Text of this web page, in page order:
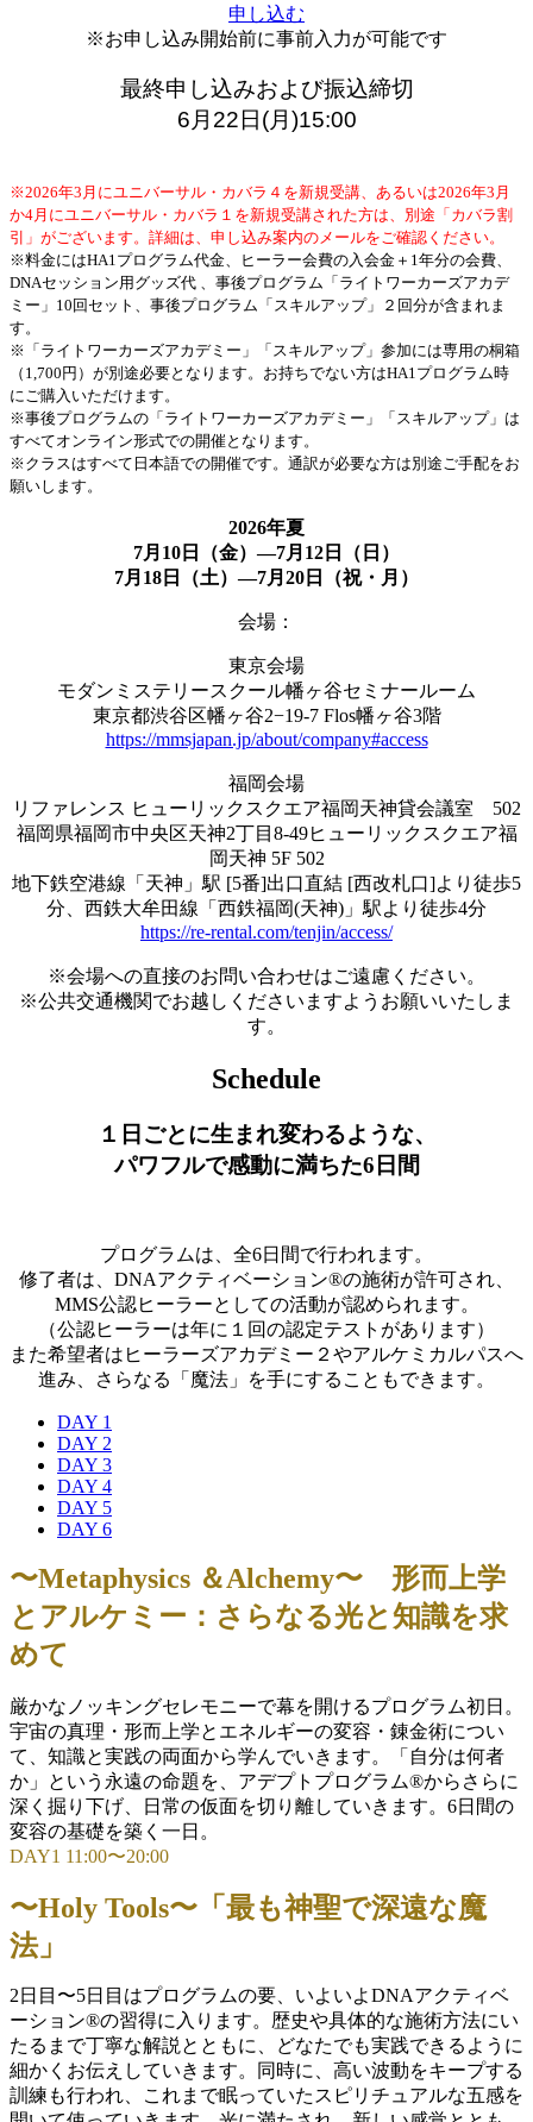
申し込む
※お申し込み開始前に事前入力が可能です
最終申し込みおよび振込締切
6月22日(月)15:00
※2026年3月にユニバーサル・カバラ４を新規受講、あるいは2026年3月
か4月にユニバーサル・カバラ１を新規受講された方は、別途「カバラ割
引」がございます。詳細は、申し込み案内のメールをご確認ください。
※料金にはHA1プログラム代金、ヒーラー会費の入会金＋1年分の会費、
DNAセッション用グッズ代 、事後プログラム「ライトワーカーズアカデ
ミー」10回セット、事後プログラム「スキルアップ」２回分が含まれま
す。
※「ライトワーカーズアカデミー」「スキルアップ」参加には専用の桐箱
（1,700円）が別途必要となります。お持ちでない方はHA1プログラム時
にご購入いただけます。
※事後プログラムの「ライトワーカーズアカデミー」「スキルアップ」は
すべてオンライン形式での開催となります。
※クラスはすべて日本語での開催です。通訳が必要な方は別途ご手配をお
願いします。
2026年夏
7月10日（金）―7月12日（日）
7月18日（土）―7月20日（祝・月）
会場：
東京会場
モダンミステリースクール幡ヶ谷セミナールーム
東京都渋谷区幡ヶ谷2−19-7 Flos幡ヶ谷3階
https://mmsjapan.jp/about/company#access
福岡会場
リファレンス ヒューリックスクエア福岡天神貸会議室 502
福岡県福岡市中央区天神2丁目8-49ヒューリックスクエア福
岡天神 5F 502
地下鉄空港線「天神」駅 [5番]出口直結 [西改札口]より徒歩5
分、西鉄大牟田線「西鉄福岡(天神)」駅より徒歩4分
https://re-rental.com/tenjin/access/
※会場への直接のお問い合わせはご遠慮ください。
※公共交通機関でお越しくださいますようお願いいたしま
す。
Schedule
１日ごとに生まれ変わるような、
パワフルで感動に満ちた6日間
プログラムは、全6日間で行われます。
修了者は、DNAアクティベーション®の施術が許可され、
MMS公認ヒーラーとしての活動が認められます。
（公認ヒーラーは年に１回の認定テストがあります）
また希望者はヒーラーズアカデミー２やアルケミカルパスへ
進み、さらなる「魔法」を手にすることもできます。
DAY 1
DAY 2
DAY 3
DAY 4
DAY 5
DAY 6
〜Metaphysics ＆Alchemy〜 形而上学
とアルケミー：さらなる光と知識を求
めて
厳かなノッキングセレモニーで幕を開けるプログラム初日。
宇宙の真理・形而上学とエネルギーの変容・錬金術につい
て、知識と実践の両面から学んでいきます。「自分は何者
か」という永遠の命題を、アデプトプログラム®からさらに
深く掘り下げ、日常の仮面を切り離していきます。6日間の
変容の基礎を築く一日。
DAY1 11:00〜20:00
〜Holy Tools〜「最も神聖で深遠な魔
法」
2日目〜5日目はプログラムの要、いよいよDNAアクティベ
ーション®の習得に入ります。歴史や具体的な施術方法にい
たるまで丁寧な解説とともに、どなたでも実践できるように
細かくお伝えしていきます。同時に、高い波動をキープする
訓練も行われ、これまで眠っていたスピリチュアルな五感を